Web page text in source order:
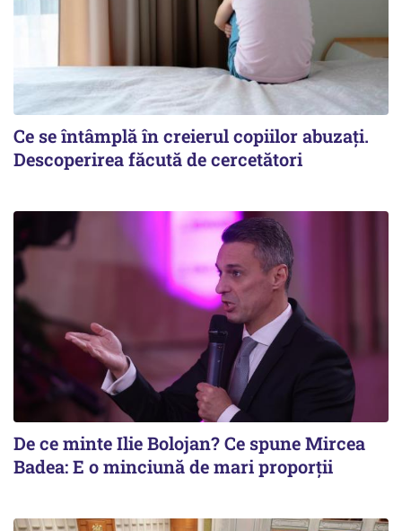
Ce se întâmplă în creierul copiilor abuzați.
Descoperirea făcută de cercetători
De ce minte Ilie Bolojan? Ce spune Mircea
Badea: E o minciună de mari proporții